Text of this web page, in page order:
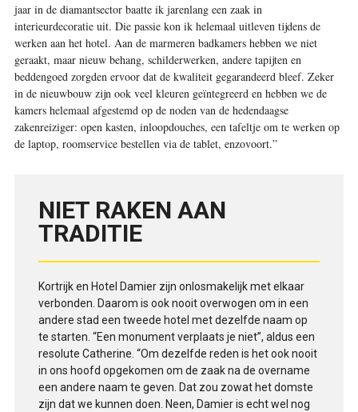
jaar in de diamant­sector baatte ik jarenlang een zaak in
interieurdecoratie uit. Die passie kon ik helemaal uitleven tijdens de
werken aan het hotel. Aan de marmeren badkamers hebben we niet
geraakt, maar nieuw behang, schilderwerken, andere tapijten en
beddengoed zorgden ervoor dat de kwaliteit gegarandeerd bleef. Zeker
in de nieuwbouw zijn ook veel kleuren geïntegreerd en hebben we de
kamers helemaal afgestemd op de noden van de hedendaagse
zakenreiziger: open kasten, inloopdouches, een tafeltje om te werken op
de laptop, roomservice bestellen via de tablet, enzovoort.”
NIET RAKEN AAN
TRADITIE
Kortrijk en Hotel Damier zijn onlosmakelijk met elkaar
verbonden. Daarom is ook nooit overwogen om in een
andere stad een tweede hotel met dezelfde naam op
te starten. “Een monument verplaats je niet”, aldus een
resolute Catherine. “Om dezelfde reden is het ook nooit
in ons hoofd opgekomen om de zaak na de overname
een andere naam te geven. Dat zou zowat het domste
zijn dat we kunnen doen. Neen, Damier is echt wel nog